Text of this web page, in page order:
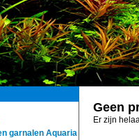
garnalen Aquaria
Geen
Er zijn